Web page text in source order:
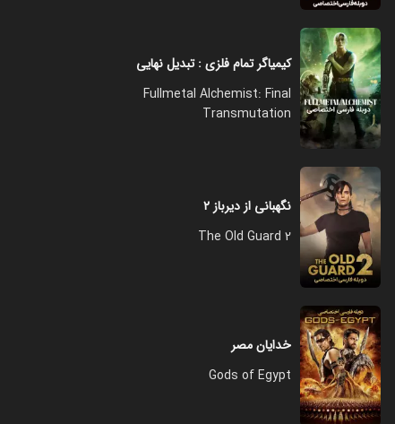
کیمیاگر تمام فلزی : تبدیل نهایی
Fullmetal Alchemist: Final
Transmutation
نگهبانی از دیرباز ۲
The Old Guard 2
خدایان مصر
Gods of Egypt